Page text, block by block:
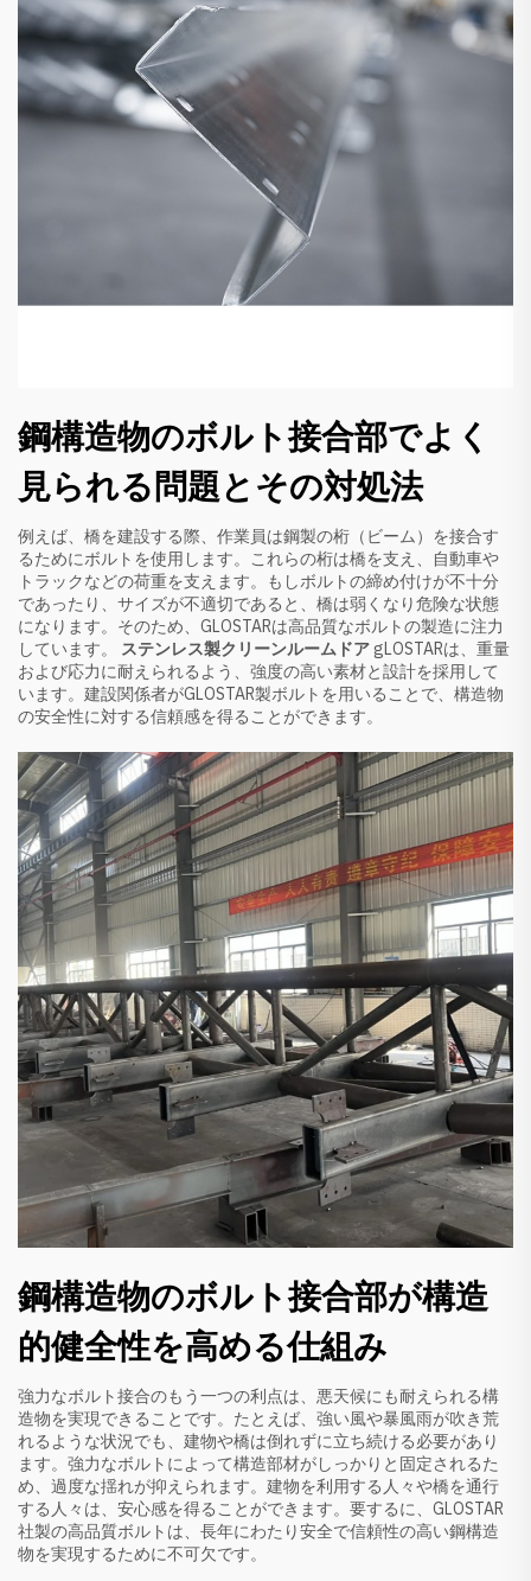
鋼構造物のボルト接合部でよく
見られる問題とその対処法
例えば、橋を建設する際、作業員は鋼製の桁（ビーム）を接合す
るためにボルトを使用します。これらの桁は橋を支え、自動車や
トラックなどの荷重を支えます。もしボルトの締め付けが不十分
であったり、サイズが不適切であると、橋は弱くなり危険な状態
になります。そのため、GLOSTARは高品質なボルトの製造に注力
しています。
ステンレス製クリーンルームドアgLOSTARは、重量
および応力に耐えられるよう、強度の高い素材と設計を採用して
います。建設関係者がGLOSTAR製ボルトを用いることで、構造物
の安全性に対する信頼感を得ることができます。
鋼構造物のボルト接合部が構造
的健全性を高める仕組み
強力なボルト接合のもう一つの利点は、悪天候にも耐えられる構
造物を実現できることです。たとえば、強い風や暴風雨が吹き荒
れるような状況でも、建物や橋は倒れずに立ち続ける必要があり
ます。強力なボルトによって構造部材がしっかりと固定されるた
め、過度な揺れが抑えられます。建物を利用する人々や橋を通行
する人々は、安心感を得ることができます。要するに、GLOSTAR
社製の高品質ボルトは、長年にわたり安全で信頼性の高い鋼構造
物を実現するために不可欠です。